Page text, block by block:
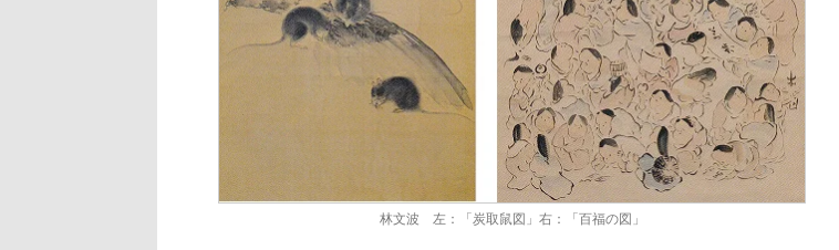
林文波 左：「炭取鼠図」右：「百福の図」